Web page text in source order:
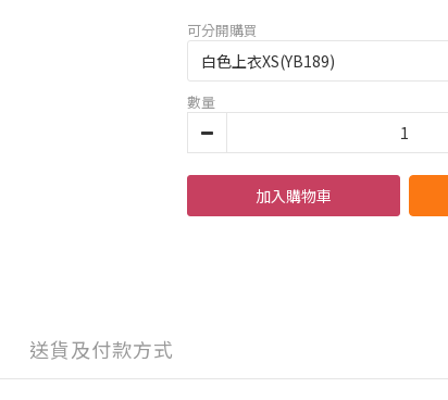
可分開購買
數量
加入購物車
送貨及付款方式